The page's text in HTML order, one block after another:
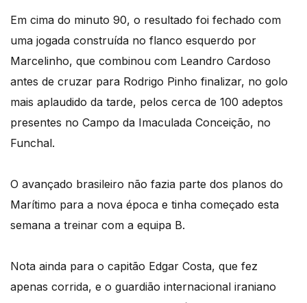
Em cima do minuto 90, o resultado foi fechado com
uma jogada construída no flanco esquerdo por
Marcelinho, que combinou com Leandro Cardoso
antes de cruzar para Rodrigo Pinho finalizar, no golo
mais aplaudido da tarde, pelos cerca de 100 adeptos
presentes no Campo da Imaculada Conceição, no
Funchal.
O avançado brasileiro não fazia parte dos planos do
Marítimo para a nova época e tinha começado esta
semana a treinar com a equipa B.
Nota ainda para o capitão Edgar Costa, que fez
apenas corrida, e o guardião internacional iraniano